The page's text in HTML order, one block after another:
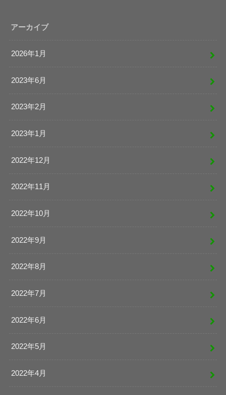
アーカイブ
2026年1月
2023年6月
2023年2月
2023年1月
2022年12月
2022年11月
2022年10月
2022年9月
2022年8月
2022年7月
2022年6月
2022年5月
2022年4月